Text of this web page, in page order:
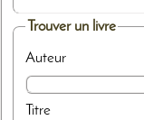
Trouver un livre
Auteur
Titre